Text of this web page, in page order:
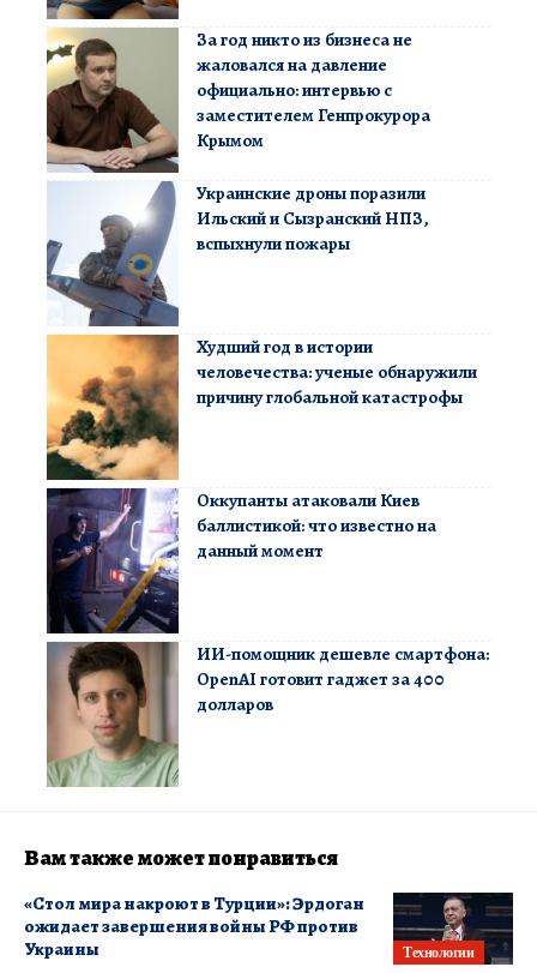
За год никто из бизнеса не
жаловался на давление
официально: интервью с
заместителем Генпрокурора
Крымом
Украинские дроны поразили
Ильский и Сызранский НПЗ,
вспыхнули пожары
Худший год в истории
человечества: ученые обнаружили
причину глобальной катастрофы
Оккупанты атаковали Киев
баллистикой: что известно на
данный момент
ИИ-помощник дешевле смартфона:
OpenAI готовит гаджет за 400
долларов
Вам также может понравиться
Технологии
«Стол мира накроют в Турции»: Эрдоган
ожидает завершения войны РФ против
Украины